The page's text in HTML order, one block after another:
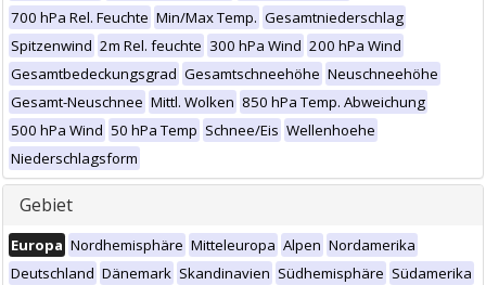
700 hPa Rel. Feuchte Min/Max Temp. Gesamtniederschlag
Spitzenwind 2m Rel. feuchte 300 hPa Wind 200 hPa Wind
Gesamtbedeckungsgrad Gesamtschneehöhe Neuschneehöhe
Gesamt-Neuschnee Mittl. Wolken 850 hPa Temp. Abweichung
500 hPa Wind 50 hPa Temp Schnee/Eis Wellenhoehe
Niederschlagsform
Gebiet
Europa Nordhemisphäre Mitteleuropa Alpen Nordamerika
Deutschland Dänemark Skandinavien Südhemisphäre Südamerika